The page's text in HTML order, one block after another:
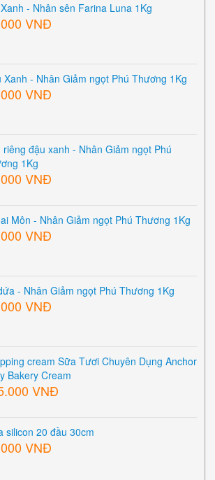
- Nhân sên Farina Luna 1Kg
VNĐ
Xanh - Nhân Giảm ngọt Phú Thương 1Kg
VNĐ
riêng đậu xanh - Nhân Giảm ngọt Phú
1Kg
VNĐ
Môn - Nhân Giảm ngọt Phú Thương 1Kg
VNĐ
- Nhân Giảm ngọt Phú Thương 1Kg
VNĐ
cream Sữa Tươi Chuyên Dụng Anchor
Bakery Cream
VNĐ
silicon 20 đầu 30cm
VNĐ